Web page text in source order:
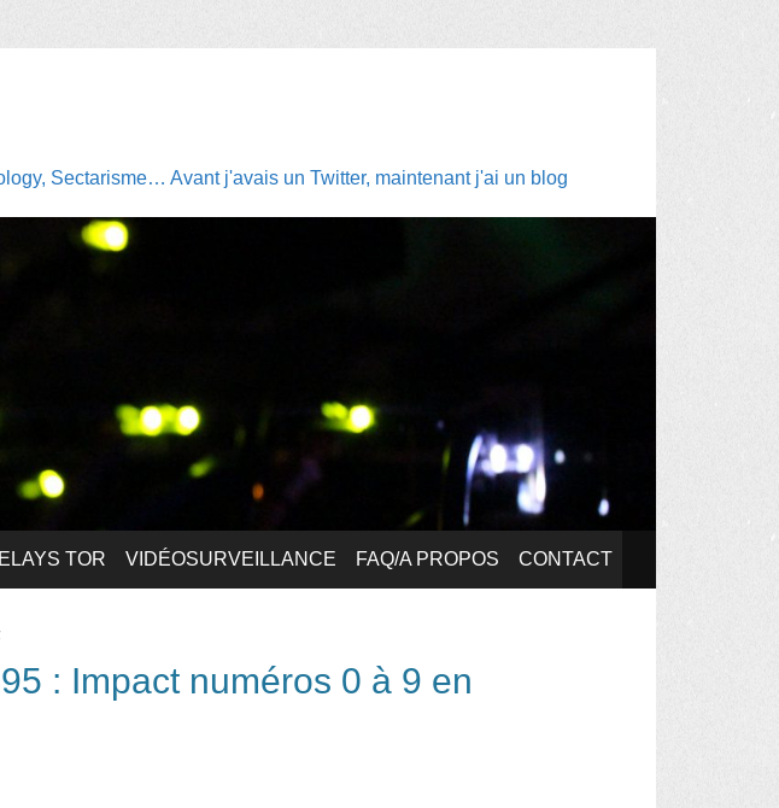
Sectarisme… Avant j'avais un Twitter, maintenant j'ai un blog
TOR VIDÉOSURVEILLANCE FAQ/A PROPOS CONTACT
: Impact numéros 0 à 9 en